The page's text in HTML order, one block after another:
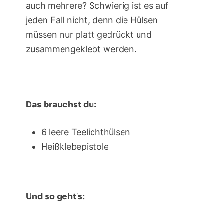
auch mehrere? Schwierig ist es auf
jeden Fall nicht, denn die Hülsen
müssen nur platt gedrückt und
zusammengeklebt werden.
Das brauchst du:
6 leere Teelichthülsen
Heißklebepistole
Und so geht’s: